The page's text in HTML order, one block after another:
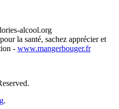
alcool.org
la santé, sachez apprécier et
- www.mangerbouger.fr
.